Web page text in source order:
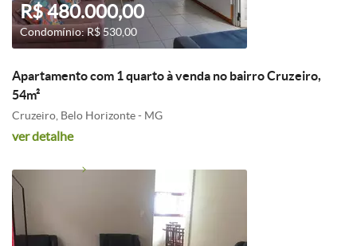
R$ 480.000,00
Condomínio: R$ 530,00
Apartamento com 1 quarto à venda no bairro Cruzeiro,
54m²
Cruzeiro, Belo Horizonte - MG
ver detalhe